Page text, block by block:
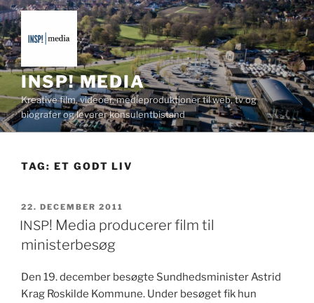
Videre
til
indhold
INSP! MEDIA
Kreative film, videoer, medieproduktioner til web, tv og
biografer og leverer konsulentbistand
TAG: ET GODT LIV
UDGIVET
DEN
22. DECEMBER 2011
INSP! Media producerer film til
ministerbesøg
Den 19. decem­ber besøgte Sund­hedsmin­is­ter Astrid
Krag Roskilde Kom­mune. Under besøget fik hun